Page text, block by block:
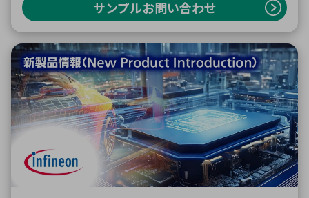
サンプルお問い合わせ